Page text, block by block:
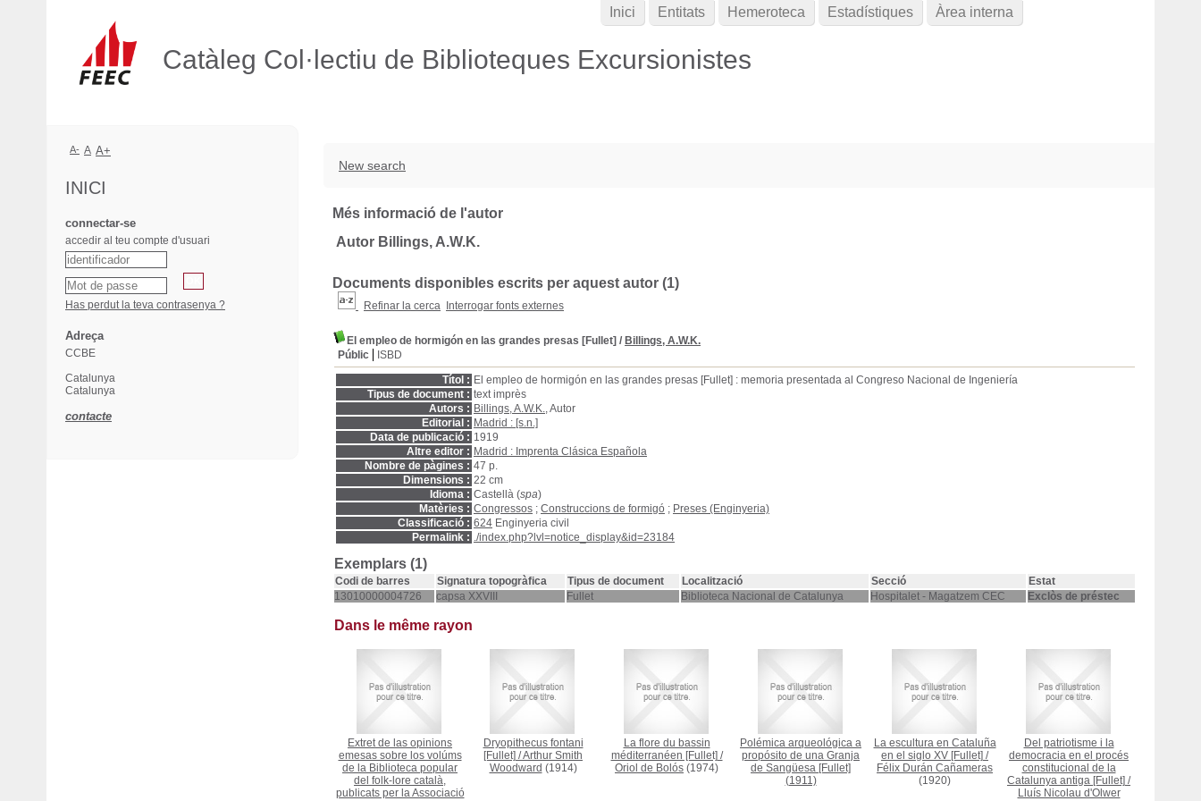
Catàleg Col·lectiu de Biblioteques Excursionistes
New search
Més informació de l'autor
Autor Billings, A.W.K.
Documents disponibles escrits per aquest autor (1)
Refinar la cerca Interrogar fonts externes
El empleo de hormigón en las grandes presas [Fullet] / Billings, A.W.K.
Públic
ISBD
Títol : El empleo de hormigón en las grandes presas [Fullet] : memoria presentada al Congreso Nacional de Ingeniería
Tipus de document : text imprès
Autors : Billings, A.W.K., Autor
Editorial : Madrid : [s.n.]
Data de publicació : 1919
Altre editor : Madrid : Imprenta Clásica Española
Nombre de pàgines : 47 p.
Dimensions : 22 cm
Idioma : Castellà (spa)
Matèries : Congressos ; Construccions de formigó ; Preses (Enginyeria)
Classificació : 624 Enginyeria civil
Permalink : ./index.php?lvl=notice_display&id=23184
Exemplars (1)
Codi de barres Signatura topogràfica Tipus de document Localització Secció
Estat
13010000004726
capsa XXVIII Fullet Biblioteca Nacional de Catalunya Hospitalet - Magatzem CEC Exclòs de préstec
Dans le même rayon
Extret de las opinions
emesas sobre los volúms
de la Biblioteca popular
del folk-lore català,
publicats per la Associació
Dryopithecus fontani
[Fullet] /Arthur Smith
Woodward (1914)
La flore du bassin
méditerranéen [Fullet] /
Oriol de Bolós (1974)
Polémica arqueológica a
propósito de una Granja
de Sangüesa [Fullet]
(1911)
La escultura en Cataluña
en el siglo XV [Fullet] /
Félix Durán Cañameras
(1920)
Del patriotisme i la
democracia en el procés
constitucional de la
Catalunya antiga [Fullet] /
Lluís Nicolau d'Olwer
Inici Entitats Hemeroteca Estadístiques Àrea interna
A- A A+
INICI
connectar-se
accedir al teu compte d'usuari
Has perdut la teva contrasenya ?
Adreça
CCBE
Catalunya
Catalunya
contacte